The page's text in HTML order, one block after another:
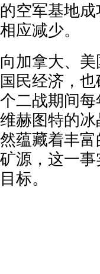
的空军基地
相应减少。
向加拿大、
国民经济，
个二战期间
维赫图特的
然蕴藏着丰
矿源，这一
目标。